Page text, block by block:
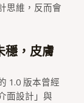
思維，反而會
穩，皮膚
1.0 版本曾經
面設計」與